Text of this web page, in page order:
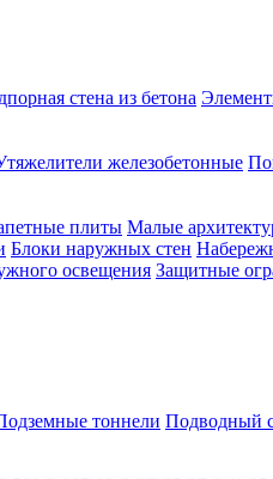
стена из бетона
железобетонные
плиты Малые
Блоки наружных стен
освещения Защитные
тоннели Подводный